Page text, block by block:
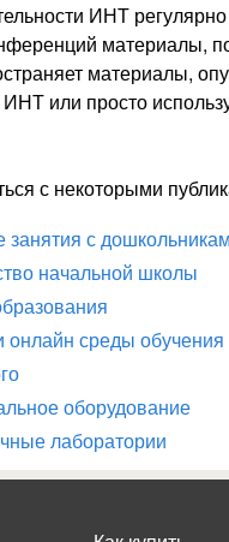
ИНТ
материалы,
материалы,
или просто
с некоторыми
с
начальной школы
онлайн среды обучения
оборудование
лаборатории